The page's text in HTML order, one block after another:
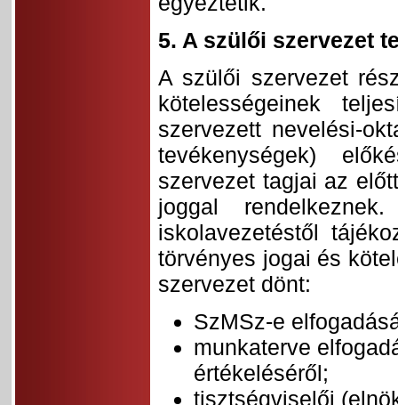
5. A szülői szervezet
A szülői szervezet
kötelességeinek
szervezett nevelési-
tevékenységek)
szervezet tagjai az
joggal
iskolavezetéstől
törvényes jogai és
szervezet dönt:
SzMSz-e
munkaterve
értékeléséről;
tisztségviselői